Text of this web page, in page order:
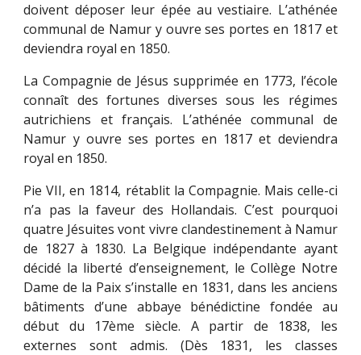
doivent déposer leur épée au vestiaire. L’athénée
communal de Namur y ouvre ses portes en 1817 et
deviendra royal en 1850.
La Compagnie de Jésus supprimée en 1773, l’école
connaît des fortunes diverses sous les régimes
autrichiens et français. L’athénée communal de
Namur y ouvre ses portes en 1817 et deviendra
royal en 1850.
Pie VII, en 1814, rétablit la Compagnie. Mais celle-ci
n’a pas la faveur des Hollandais. C’est pourquoi
quatre Jésuites vont vivre clandestinement à Namur
de 1827 à 1830. La Belgique indépendante ayant
décidé la liberté d’enseignement, le Collège Notre
Dame de la Paix s’installe en 1831, dans les anciens
bâtiments d’une abbaye bénédictine fondée au
début du 17ème siècle. A partir de 1838, les
externes sont admis. (Dès 1831, les classes